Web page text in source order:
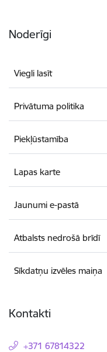
Noderīgi
Viegli lasīt
Privātuma politika
Piekļūstamība
Lapas karte
Jaunumi e-pastā
Atbalsts nedrošā brīdī
Sīkdatņu izvēles maiņa
Kontakti
+371 67814322